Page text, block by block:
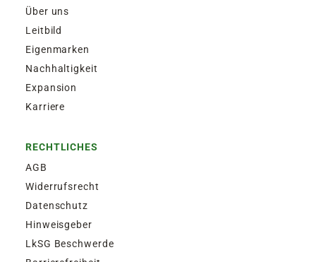
Über uns
Leitbild
Eigenmarken
Nachhaltigkeit
Expansion
Karriere
RECHTLICHES
AGB
Widerrufsrecht
Datenschutz
Hinweisgeber
LkSG Beschwerde